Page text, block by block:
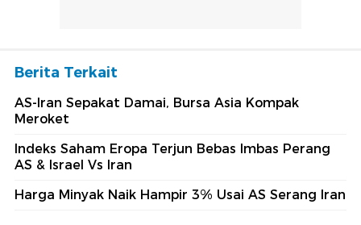
Berita Terkait
AS-Iran Sepakat Damai, Bursa Asia Kompak
Meroket
Indeks Saham Eropa Terjun Bebas Imbas Perang
AS & Israel Vs Iran
Harga Minyak Naik Hampir 3% Usai AS Serang Iran